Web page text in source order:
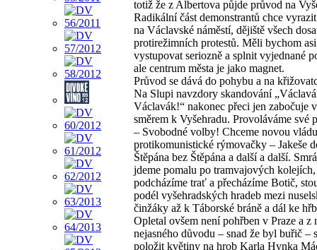
totiž že z Albertova půjde průvod na
Radikální část demonstrantů chce
na Václavské náměstí, dějiště všech
protirežimních protestů. Měli bychom asi
vystupovat seriozně a splnit vyjednané
ale centrum města je jako magnet.
Průvod se dává do pohybu a na
Na Slupi navzdory skandování
Václavák!“ nakonec přeci jen zabočuje
směrem k Vyšehradu. Provoláváme své
– Svobodné volby! Chceme novou
protikomunistické rýmovačky – Jakeše
Štěpána bez Štěpána a další a další.
jdeme pomalu po tramvajových kolejích,
podcházíme trať a přecházíme Botič,
podél vyšehradských hradeb mezi
činžáky až k Táborské bráně a dál ke
Opletal ovšem není pohřben v Praze a z
nejasného důvodu – snad že byl buřič –
položit květiny na hrob Karla Hynka